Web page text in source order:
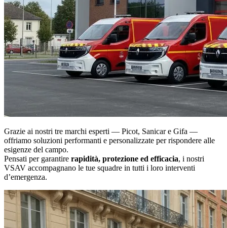
Grazie ai nostri tre marchi esperti — Picot, Sanicare Gifa —
offriamo soluzioni performanti e personalizzate per rispondere alle
esigenze del campo.
Pensati per garantire rapidità, protezione ed efficacia, i nostri
VSAV accompagnano le tue squadre in tutti i loro interventi
d’emergenza.